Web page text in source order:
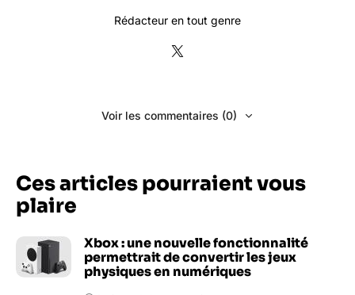
Rédacteur en tout genre
Voir les commentaires (0)
Ces articles pourraient vous
plaire
Xbox : une nouvelle fonctionnalité
permettrait de convertir les jeux
physiques en numériques